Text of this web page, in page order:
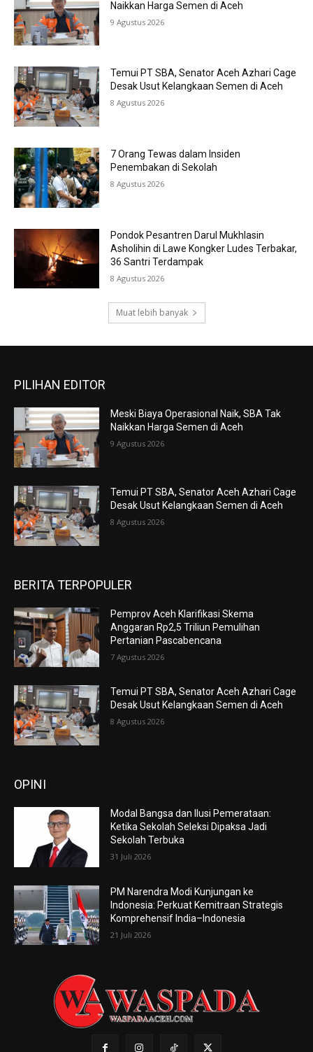
Naikkan Harga Semen di Aceh
9 Agustus 2026
Temui PT SBA, Senator Aceh Azhari Cage
Desak Usut Kelangkaan Semen di Aceh
8 Agustus 2026
7 Orang Tewas dalam Insiden
Penembakan di Sekolah
8 Agustus 2026
Pondok Pesantren Darul Mukhlasin
Asholihin di Lawe Kongker Ludes Terbakar,
36 Santri Terdampak
8 Agustus 2026
Muat lebih banyak
PILIHAN EDITOR
Meski Biaya Operasional Naik, SBA Tak
Naikkan Harga Semen di Aceh
9 Agustus 2026
Temui PT SBA, Senator Aceh Azhari Cage
Desak Usut Kelangkaan Semen di Aceh
8 Agustus 2026
BERITA TERPOPULER
Pemprov Aceh Klarifikasi Skema
Anggaran Rp2,5 Triliun Pemulihan
Pertanian Pascabencana
7 Agustus 2026
Temui PT SBA, Senator Aceh Azhari Cage
Desak Usut Kelangkaan Semen di Aceh
8 Agustus 2026
OPINI
Modal Bangsa dan Ilusi Pemerataan:
Ketika Sekolah Seleksi Dipaksa Jadi
Sekolah Terbuka
31 Juli 2026
PM Narendra Modi Kunjungan ke
Indonesia: Perkuat Kemitraan Strategis
Komprehensif India–Indonesia
21 Juli 2026